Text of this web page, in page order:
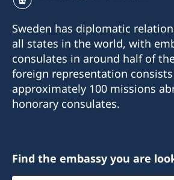
info@narvagate.eu
Aadress:
Narva Gate OÜ
Kose 12, 20103 Narva
+372 50 46570
E-post:
madis.kanarbik@norden.ee
Aadress:
Põhjamaade Ministrite
Vastuvõtuaeg:
esmaspäeviti ja kolmapäeviti
Sweden has diplomatic
all states in the world, with
consulates in around half of
foreign representation
approximately 100 missions
honorary consulates.
Find the embassy you are